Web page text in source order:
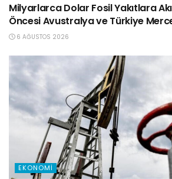
Milyarlarca Dolar Fosil Yakıtlara
Öncesi Avustralya ve Türkiye
6 AĞUSTOS 2026
EKONOMI